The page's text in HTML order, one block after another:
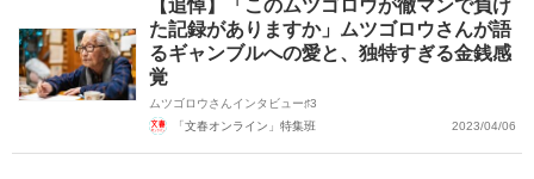
【追悼】「このムツゴロウが徹マンで負け
た記録がありますか」ムツゴロウさんが語
るギャンブルへの愛と、独特すぎる金銭感
覚
ムツゴロウさんインタビュー♯3
「文春オンライン」特集班
2023/04/06